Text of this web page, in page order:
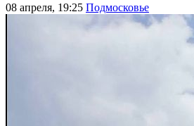
08 апреля, 19:25 Подмосковье